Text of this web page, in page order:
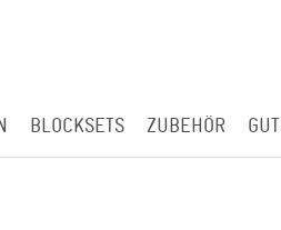
BLOCKSETS ZUBEHÖR